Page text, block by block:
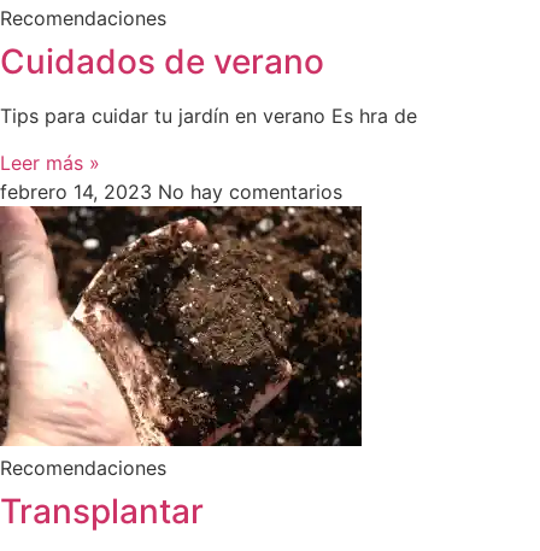
Recomendaciones
Cuidados de verano
Tips para cuidar tu jardín en verano Es hra de
Leer más »
febrero 14, 2023 No hay comentarios
Recomendaciones
Transplantar